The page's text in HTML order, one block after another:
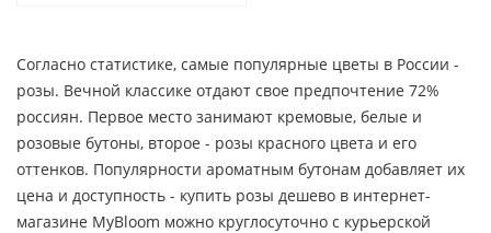
Согласно статистике, самые популярные цветы в России -
розы. Вечной классике отдают свое предпочтение 72%
россиян. Первое место занимают кремовые, белые и
розовые бутоны, второе - розы красного цвета и его
оттенков. Популярности ароматным бутонам добавляет их
цена и доступность - купить розы дешево в интернет-
магазине MyBloom можно круглосуточно с курьерской